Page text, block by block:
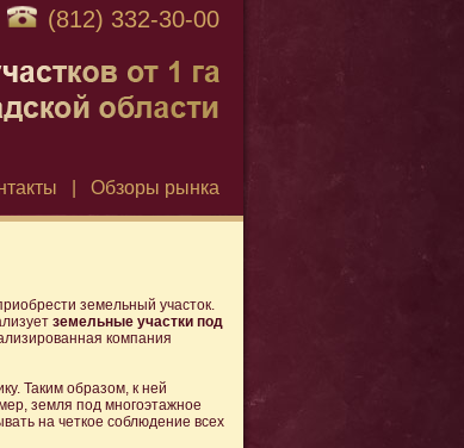
(812) 332-30-00
Обзоры рынка
земельный участок.
земельные участки под
компания
Таким образом, к ней
земля под многоэтажное
на четкое соблюдение всех